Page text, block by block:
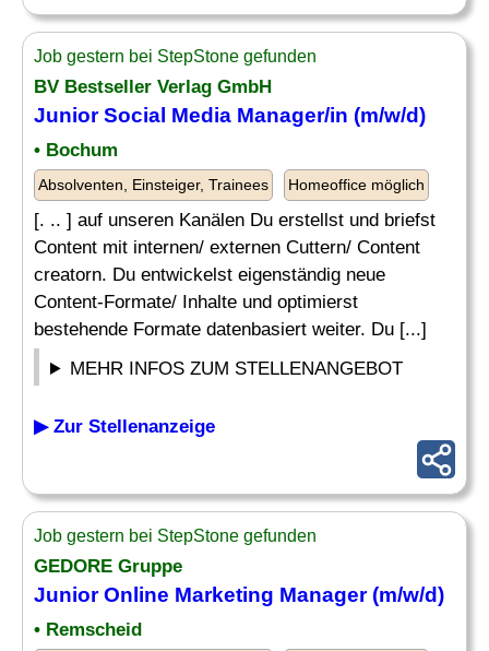
Job gestern bei StepStone gefunden
BV Bestseller Verlag GmbH
Junior Social Media Manager/in (m/w/d)
• Bochum
Absolventen, Einsteiger, Trainees Homeoffice möglich
[. .. ] auf unseren Kanälen Du erstellst und briefst
Content mit internen/ externen Cuttern/ Content
creatorn. Du entwickelst eigenständig neue
Content-Formate/ Inhalte und optimierst
bestehende Formate datenbasiert weiter. Du [...]
MEHR INFOS ZUM STELLENANGEBOT
▶ Zur Stellenanzeige
Job gestern bei StepStone gefunden
GEDORE Gruppe
JuniorOnline Marketing Manager(m/w/d)
• Remscheid